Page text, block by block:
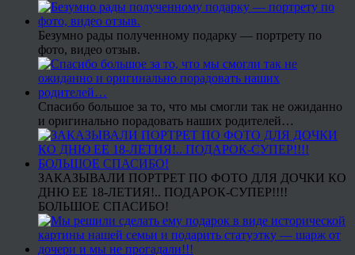
Безумно рады полученному подарку — портрету по
фото, видео отзыв.
Спасибо большое за то, что мы смогли так не ожиданно
и оригинально порадовать наших родителей…
ЗАКАЗЫВАЛИ ПОРТРЕТ ПО ФОТО ДЛЯ ДОЧКИ КО
ДНЮ ЕЕ 18-ЛЕТИЯ!.. ПОДАРОК-СУПЕР!!!!
БОЛЬШОЕ СПАСИБО!